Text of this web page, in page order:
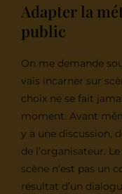
Adapter la
public
On me demande
vais incarner sur
choix ne se fait
moment. Avant
y a une discussion,
de l’organisateur.
scène n’est pas un
résultat d’un